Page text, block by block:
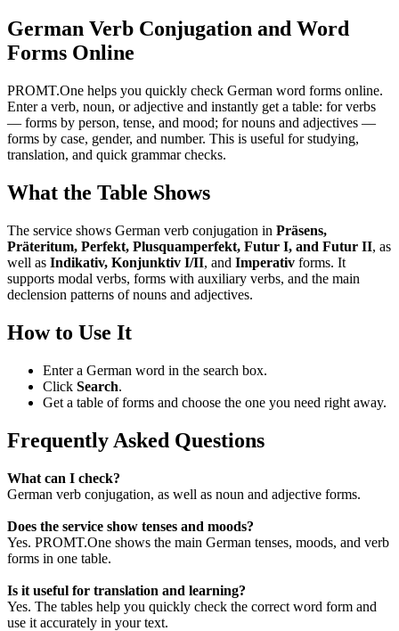
German Verb Conjugation and Word
Forms Online
PROMT.One helps you quickly check German word forms online.
Enter a verb, noun, or adjective and instantly get a table: for verbs
— forms by person, tense, and mood; for nouns and adjectives —
forms by case, gender, and number. This is useful for studying,
translation, and quick grammar checks.
What the Table Shows
The service shows German verb conjugation in Präsens,
Präteritum, Perfekt, Plusquamperfekt, Futur I, and Futur II, as
well as Indikativ, Konjunktiv I/II, and Imperativ forms. It
supports modal verbs, forms with auxiliary verbs, and the main
declension patterns of nouns and adjectives.
How to Use It
Enter a German word in the search box.
Click Search.
Get a table of forms and choose the one you need right away.
Frequently Asked Questions
What can I check?
German verb conjugation, as well as noun and adjective forms.
Does the service show tenses and moods?
Yes. PROMT.One shows the main German tenses, moods, and verb
forms in one table.
Is it useful for translation and learning?
Yes. The tables help you quickly check the correct word form and
use it accurately in your text.